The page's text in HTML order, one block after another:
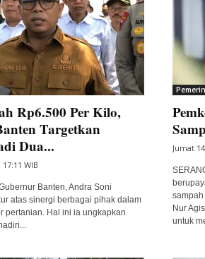
Rp6.500 Per Kilo,
Targetkan
Dua...
WIB
Banten, Andra Soni
atas sinergi berbagai pihak dalam
pertanian. Hal ini ia ungkapkan
Jumat
Nur
untuk